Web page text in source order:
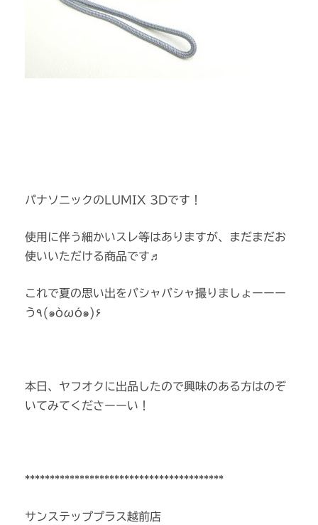
パナソニックのLUMIX 3Dです！
使用に伴う細かいスレ等はありますが、まだまだお
使いいただける商品です♬
これで夏の思い出をパシャパシャ撮りましょーーー
う٩(๑òωó๑)۶
本日、ヤフオクに出品したので興味のある方はのぞ
いてみてくださーーい！
****************************************
サンステッププラス越前店